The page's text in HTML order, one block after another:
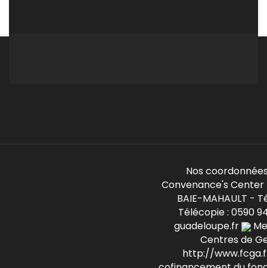
Nos coordonnées
Convenance's Center
BAIE-MAHAULT -
Télécopie : 0590
guadeloupe.fr
Centres de
http://